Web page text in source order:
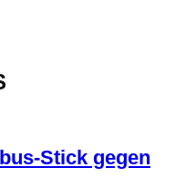
Stick gegen